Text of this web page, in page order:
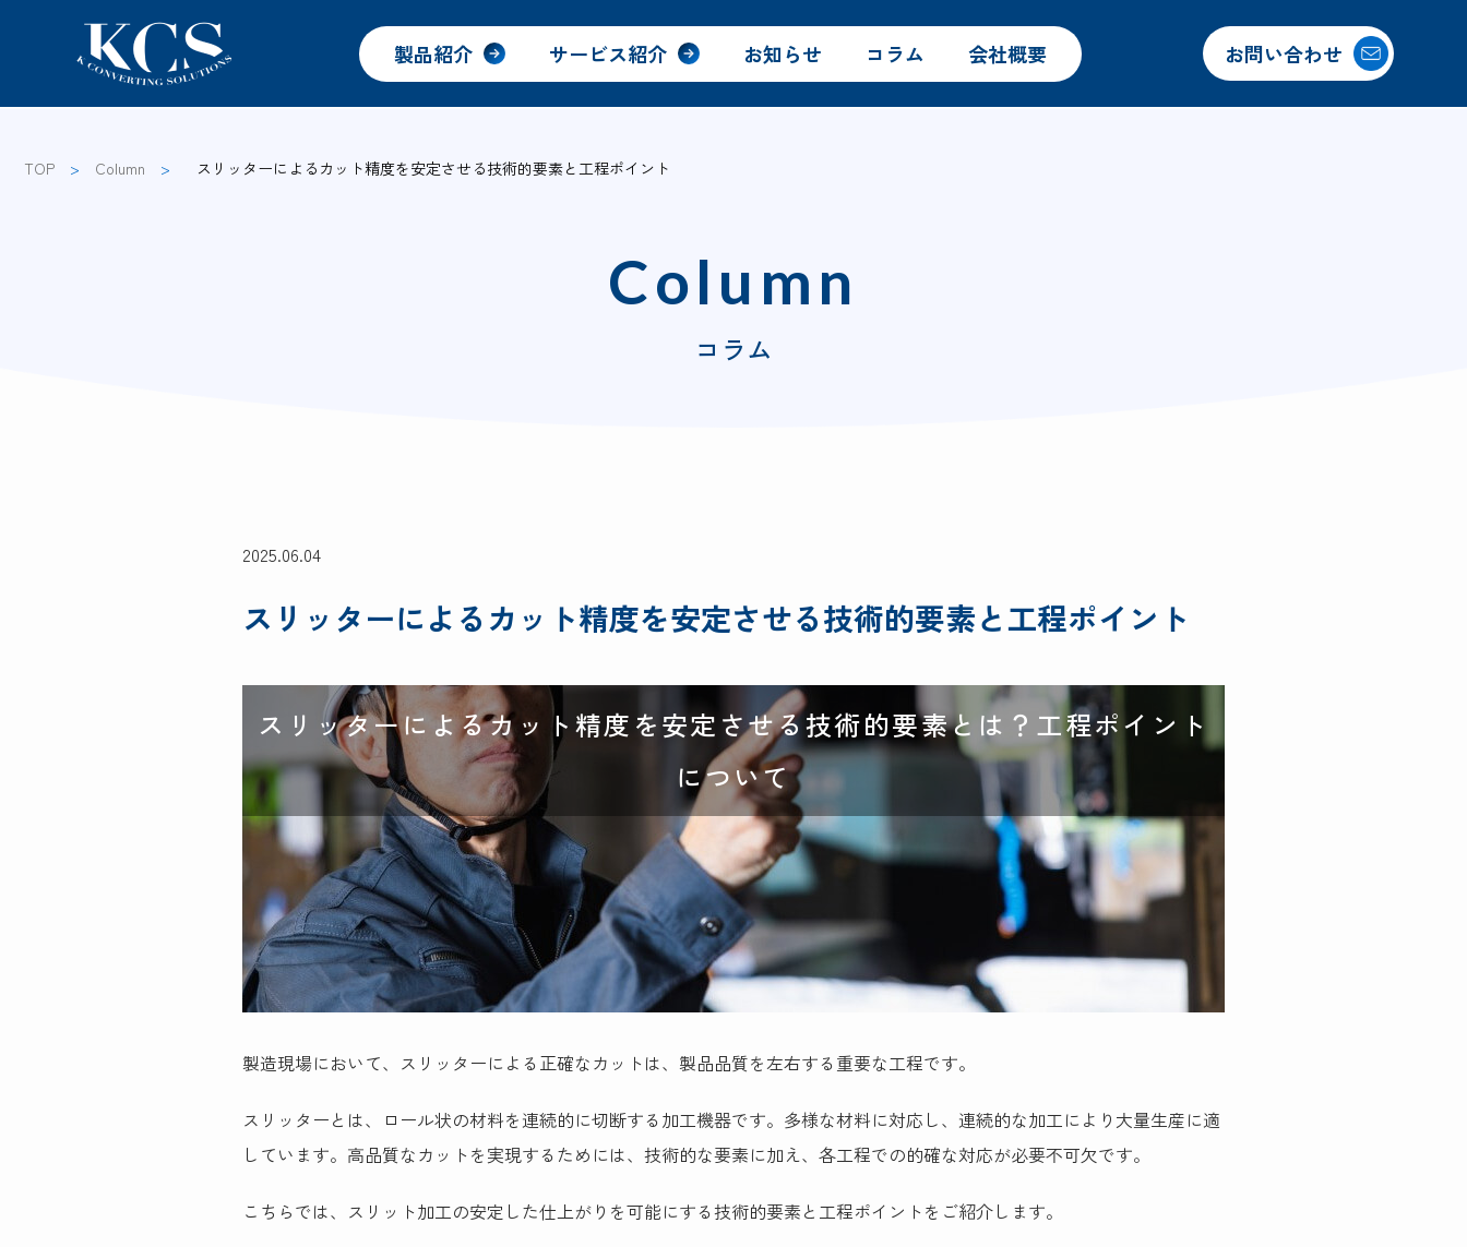
製品紹介 サービス紹介 お知らせ コラム 会社概要 お問い合わせ
TOP > Column > スリッターによるカット精度を安定させる技術的要素と工程ポイント
Column
コラム
2025.06.04
スリッターによるカット精度を安定させる技術的要素と工程ポイント
スリッターによるカット精度を安定させる技術的要素とは？工程ポイント
について
製造現場において、スリッターによる正確なカットは、製品品質を左右する重要な工程です。
スリッターとは、ロール状の材料を連続的に切断する加工機器です。多様な材料に対応し、連続的な加工により大量生産に適
しています。高品質なカットを実現するためには、技術的な要素に加え、各工程での的確な対応が必要不可欠です。
こちらでは、スリット加工の安定した仕上がりを可能にする技術的要素と工程ポイントをご紹介します。